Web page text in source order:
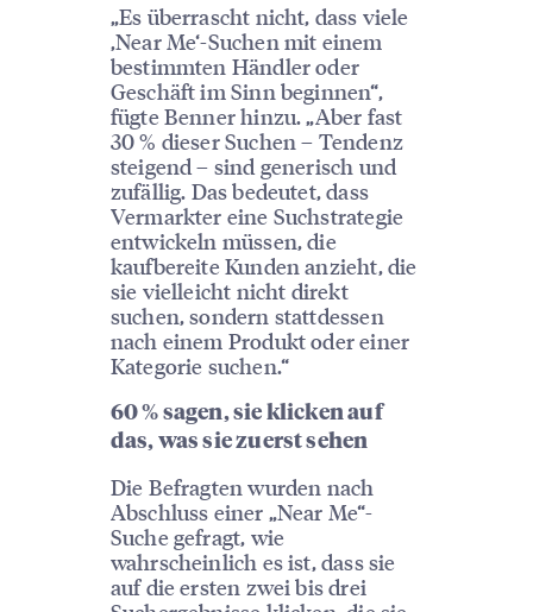
„Es überrascht nicht, dass viele
‚Near Me‘-Suchen mit einem
bestimmten Händler oder
Geschäft im Sinn beginnen“,
fügte Benner hinzu. „Aber fast
30 % dieser Suchen – Tendenz
steigend – sind generisch und
zufällig. Das bedeutet, dass
Vermarkter eine Suchstrategie
entwickeln müssen, die
kaufbereite Kunden anzieht, die
sie vielleicht nicht direkt
suchen, sondern stattdessen
nach einem Produkt oder einer
Kategorie suchen.“
60 % sagen, sie klicken auf
das, was sie zuerst sehen
Die Befragten wurden nach
Abschluss einer „Near Me“-
Suche gefragt, wie
wahrscheinlich es ist, dass sie
auf die ersten zwei bis drei